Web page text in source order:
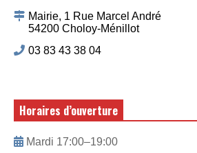
Mairie, 1 Rue Marcel André
54200 Choloy-Ménillot
03 83 43 38 04
Horaires d’ouverture
Mardi 17:00–19:00